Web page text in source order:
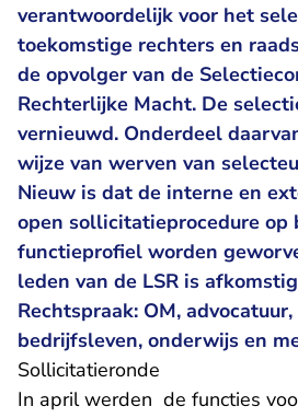
verantwoordelijk voor het
toekomstige rechters en
de opvolger van de
Rechterlijke Macht. De
vernieuwd. Onderdeel
wijze van werven van
Nieuw is dat de interne en
open sollicitatieprocedure op
functieprofiel worden
leden van de LSR is
Rechtspraak: OM,
bedrijfsleven, onderwijs en
Sollicitatieronde
In april werden de functies